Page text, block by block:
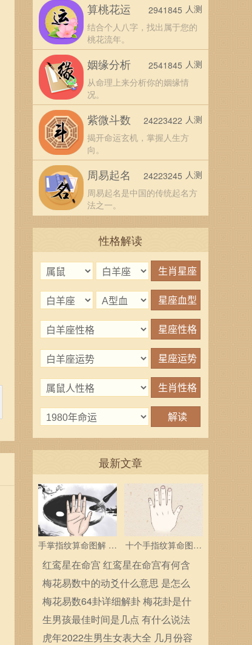
算桃花运
结合个人八字，找出属于您的
桃花流年。
2941845 人测
姻缘分析
从命理上来分析你的姻缘情
况。
2541845 人测
紫微斗数
揭开命运玄机，掌握人生方
向。
24223422 人测
周易起名
周易起名是中国的传统起名方
法之一。
24223245 人测
性格解读
最新文章
手掌指纹算命图解 三
个斗多为中层领导
十个手指纹算命图解
分析指纹算命是什么
红鸾星在命宫 红鸾星在命宫有何含
义
梅花易数中的动爻什么意思 是怎么
确定的
梅花易数64卦详细解卦 梅花卦是什
么
生男孩最佳时间是几点 有什么说法
虎年2022生男生女表大全 几月份容